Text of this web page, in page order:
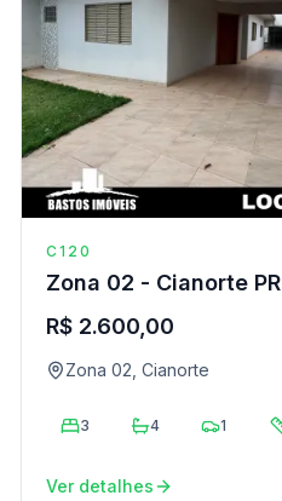
C120
Zona 02 - Cianorte PR
R$ 2.600,00
Zona 02, Cianorte
3 4 1
Ver detalhes